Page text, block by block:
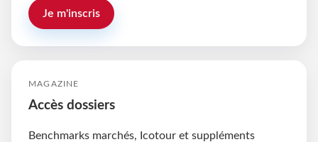
Je m'inscris
MAGAZINE
Accès dossiers
Benchmarks marchés, Icotour et suppléments